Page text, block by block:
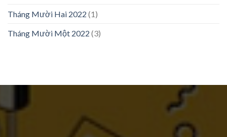
Tháng Mười Hai 2022 (1)
Tháng Mười Một 2022 (3)